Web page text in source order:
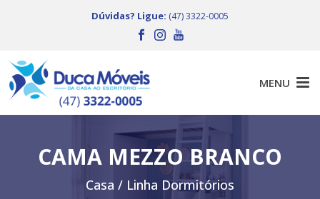
Dúvidas? Ligue: (47) 3322-0005
CAMA MEZZO BRANCO
Casa / Linha Dormitórios